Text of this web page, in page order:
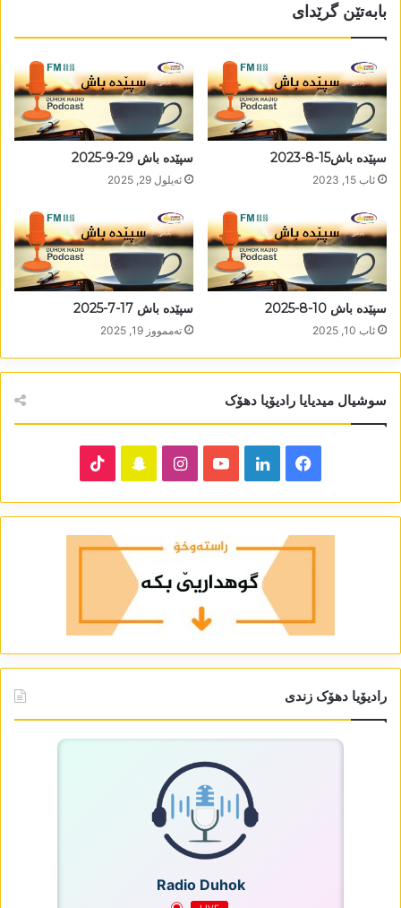
بابەتێن گرێدای
سپێدە باش15-8-2023
ئاب 15, 2023
سپێدە باش 29-9-2025
ئه‌یلول 29, 2025
سپێدە باش 10-8-2025
ئاب 10, 2025
سپێدە باش 17-7-2025
تەممووز 19, 2025
سوشیال میدیایا رادیۆیا دھۆک
Facebook
LinkedIn
YouTube
Instagram
Snapchat
رادیۆیا دھۆک زندی
Radio Duhok